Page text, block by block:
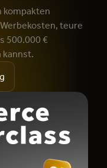
teure
500.000 €
kannst.